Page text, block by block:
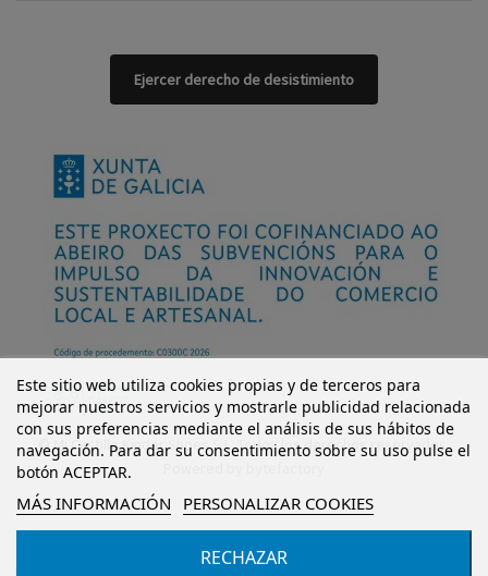
Este sitio web utiliza cookies propias y de terceros para
mejorar nuestros servicios y mostrarle publicidad relacionada
con sus preferencias mediante el análisis de sus hábitos de
navegación. Para dar su consentimiento sobre su uso pulse el
botón ACEPTAR.
MÁS INFORMACIÓN PERSONALIZAR COOKIES
RECHAZAR
Ejercer derecho de desistimiento
© Mi Castillo Kinder Shoes S.L. Todos los derechos reservados.